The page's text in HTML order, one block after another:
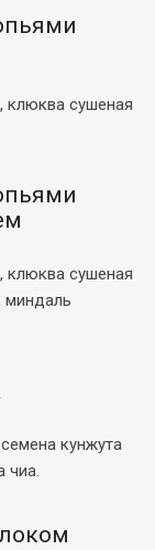
клюква сушеная
клюква сушеная
миндаль
кунжута
чиа.